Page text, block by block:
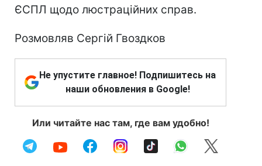
ЄСПЛ щодо люстраційних справ.
Розмовляв Сергій Гвоздков
Не упустите главное! Подпишитесь на
наши обновления в Google!
Или читайте нас там, где вам удобно!